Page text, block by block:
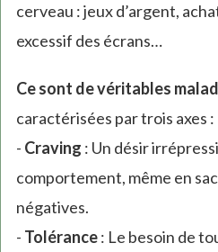
cerveau : jeux d’argent,
excessif des écrans…
Ce sont de véritables
caractérisées par trois axes :
- Craving : Un désir
comportement, même en
négatives.
- Tolérance: Le besoin de